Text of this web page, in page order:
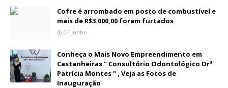
Cofre é arrombado em posto de combustível e
mais de R$3.000,00 foram furtados
04 Junho
Conheça o Mais Novo Empreendimento em
Castanheiras " Consultório Odontológico Drª
Patrícia Montes " , Veja as Fotos de
Inauguração